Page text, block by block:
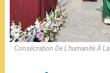
Consécration De L'humanité À